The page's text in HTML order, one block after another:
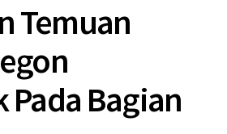
Temuan
Pada Bagian